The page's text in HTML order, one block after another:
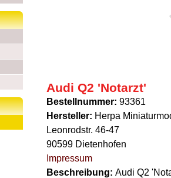
Audi Q2 'Notarzt'
Bestellnummer: 93361
Hersteller: Herpa
Leonrodstr. 46-47
90599 Dietenhofen
Impressum
Beschreibung: Audi Q2